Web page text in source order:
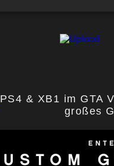
PS4 & XB1 im GTA
großes